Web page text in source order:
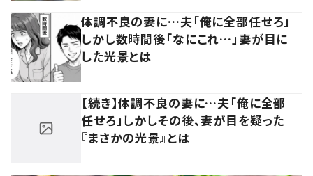
体調不良の妻に…夫「俺に全部任せろ」
しかし数時間後「なにこれ…」妻が目に
した光景とは
【続き】体調不良の妻に…夫「俺に全部
任せろ」しかしその後、妻が目を疑った
『まさかの光景』とは